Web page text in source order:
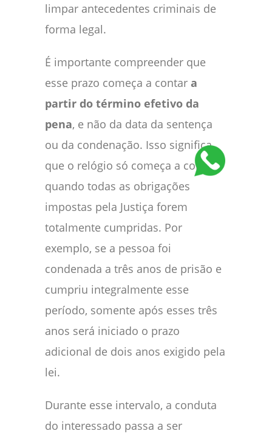
limpar antecedentes criminais de
forma legal.
É importante compreender que
esse prazo começa a contar a
partir do término efetivo da
pena, e não da data da sentença
ou da condenação. Isso significa
que o relógio só começa a correr
quando todas as obrigações
impostas pela Justiça forem
totalmente cumpridas. Por
exemplo, se a pessoa foi
condenada a três anos de prisão e
cumpriu integralmente esse
período, somente após esses três
anos será iniciado o prazo
adicional de dois anos exigido pela
lei.
Durante esse intervalo, a conduta
do interessado passa a ser